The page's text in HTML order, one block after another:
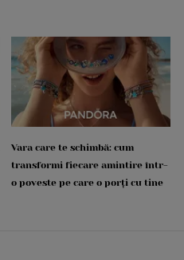
Vara care te schimbă: cum
transformi fiecare amintire într-
o poveste pe care o porți cu tine